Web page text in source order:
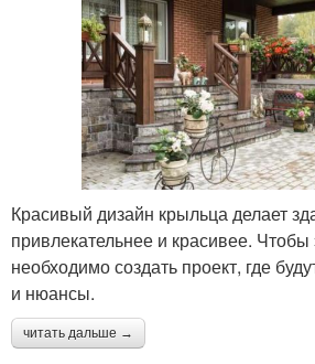
Красивый дизайн крыльца делает
привлекательнее и красивее. Чтобы
необходимо создать проект, где
и нюансы.
читать дальше →